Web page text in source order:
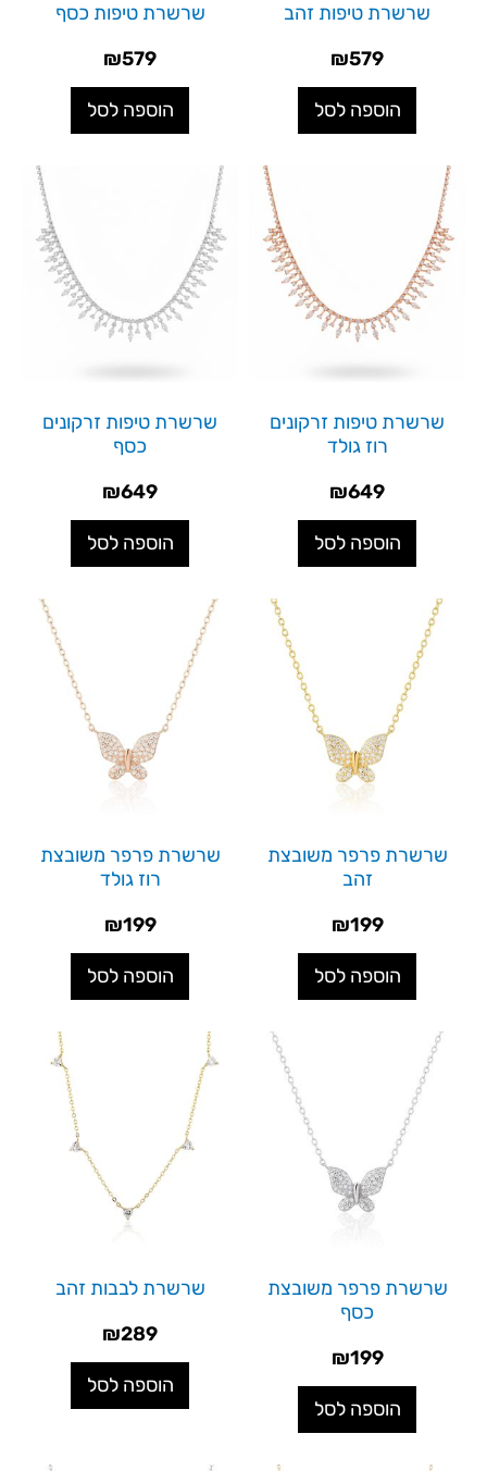
שרשרת טיפות זהב
₪579
הוספה לסל
שרשרת טיפות כסף
₪579
הוספה לסל
שרשרת טיפות זרקונים
רוז גולד
₪649
הוספה לסל
שרשרת טיפות זרקונים
כסף
₪649
הוספה לסל
שרשרת פרפר משובצת
זהב
₪199
הוספה לסל
שרשרת פרפר משובצת
רוז גולד
₪199
הוספה לסל
שרשרת פרפר משובצת
כסף
₪199
הוספה לסל
שרשרת לבבות זהב
₪289
הוספה לסל